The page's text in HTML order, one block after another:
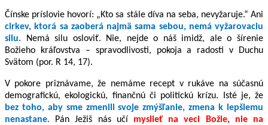
Čínske príslovie hovorí: „Kto sa stále díva na seba, nevyžaruje.“ Ani
cirkev, ktorá sa zaoberá najmä sama sebou, nemá vyžarovaciu
silu.
Nemá silu osloviť. Nie, nejde o náš imidž, ale o šírenie
Božieho kráľovstva – spravodlivosti, pokoja a radosti v Duchu
Svätom (por. R 14, 17).
V pokore priznávame, že nemáme recept v rukáve na súčasnú
demografickú, ekologickú, finančnú či politickú krízu. Isté je, že
bez toho, aby sme zmenili svoje zmýšľanie, zmena k lepšiemu
nenastane.
Pán Ježiš nás učí myslieť na veci Božie, nie na